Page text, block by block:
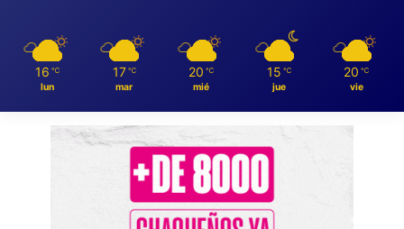
16 ℃
lun
17 ℃
mar
20 ℃
mié
15 ℃
jue
20 ℃
vie